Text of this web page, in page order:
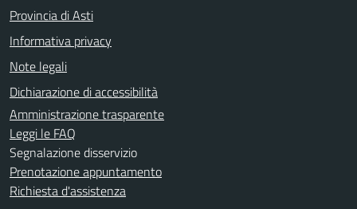
Provincia di Asti
Informativa privacy
Note legali
Dichiarazione di accessibilità
Amministrazione trasparente
Leggi le FAQ
Segnalazione disservizio
Prenotazione appuntamento
Richiesta d'assistenza